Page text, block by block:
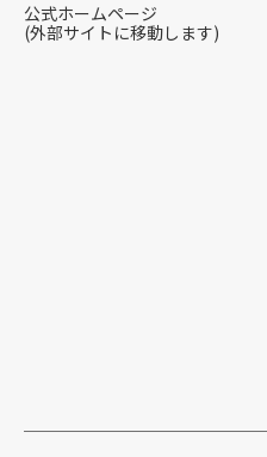
公式ホームページ
(外部サイトに移動します)